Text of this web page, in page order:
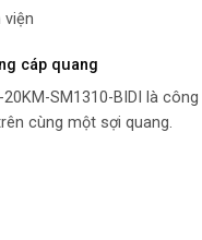
viện
cáp quang
SM1310-BIDI là công
cùng một sợi quang.